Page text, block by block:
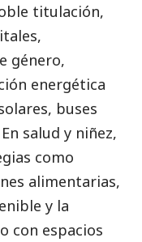
titulación,
género,
energética
buses
salud y niñez,
como
alimentarias,
y la
con espacios